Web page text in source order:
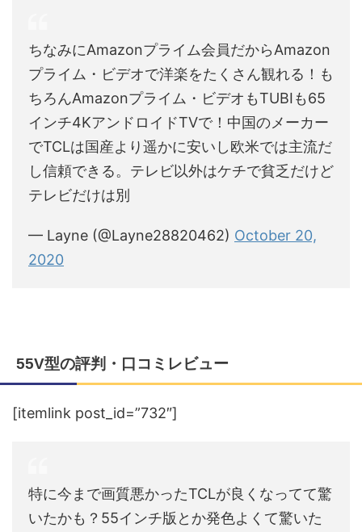
ちなみにAmazonプライム会員だからAmazon
プライム・ビデオで洋楽をたくさん観れる！も
ちろんAmazonプライム・ビデオもTUBIも65
インチ4KアンドロイドTVで！中国のメーカー
でTCLは国産より遥かに安いし欧米では主流だ
し信頼できる。テレビ以外はケチで貧乏だけど
テレビだけは別
— Layne (@Layne28820462) October 20,
2020
55V型の評判・口コミレビュー
[itemlink post_id=”732″]
特に今まで画質悪かったTCLが良くなってて驚
いたかも？55インチ版とか発色よくて驚いた